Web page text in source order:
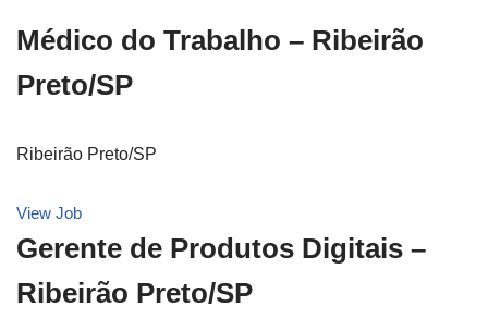
Médico do Trabalho – Ribeirão
Preto/SP
Ribeirão Preto/SP
View Job
Gerente de Produtos Digitais –
Ribeirão Preto/SP